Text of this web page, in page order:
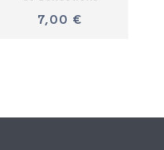
7,00 €